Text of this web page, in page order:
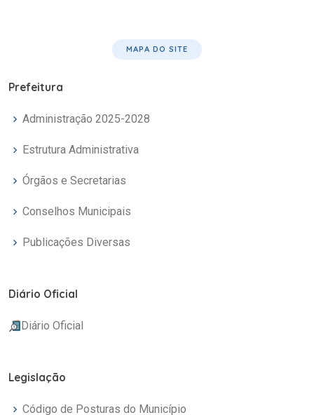
MAPA DO SITE
Prefeitura
Administração 2025-2028
Estrutura Administrativa
Órgãos e Secretarias
Conselhos Municipais
Publicações Diversas
Diário Oficial
Diário Oficial
Legislação
Código de Posturas do Município